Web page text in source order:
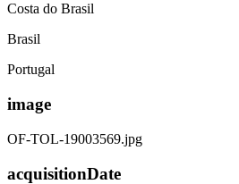
Costa do Brasil
Brasil
Portugal
image
OF-TOL-19003569.jpg
acquisitionDate